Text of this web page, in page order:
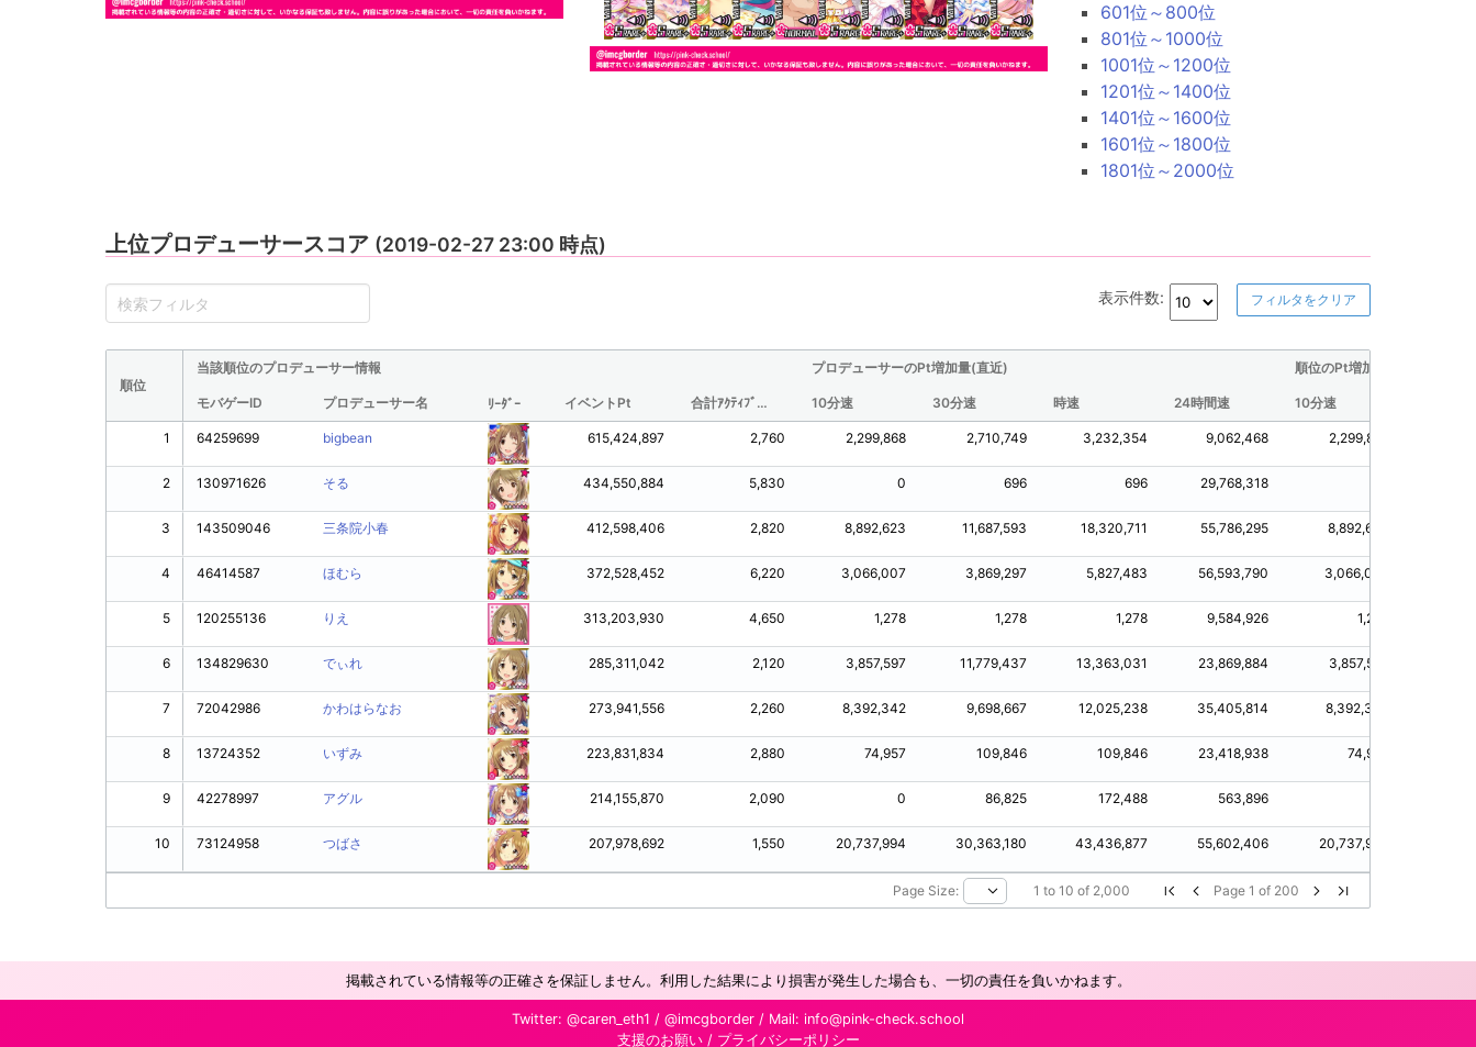
601位～800位
801位～1000位
1001位～1200位
1201位～1400位
1401位～1600位
1601位～1800位
1801位～2000位
上位プロデューサースコア (2019-02-27 23:00 時点)
表示件数: フィルタをクリア
順位
当該順位のプロデューサー情報 プロデューサーのPt増加量(直近) 順位のPt増加量(直近)
モバゲーID プロデューサー名 ﾘｰﾀﾞｰ イベントPt 合計ｱｸﾃｨﾌﾞ時間(分/観測されたものからの推定値) 10分速 30分速 時速 24時間速 10分速
1
2
3
4
5
6
7
8
9
10
64259699 bigbean 615,424,897 2,760 2,299,868 2,710,749 3,232,354 9,062,468 2,299,868
130971626 そる 434,550,884 5,830 0 696 696 29,768,318
143509046 三条院小春 412,598,406 2,820 8,892,623 11,687,593 18,320,711 55,786,295 8,892,623
46414587 ほむら 372,528,452 6,220 3,066,007 3,869,297 5,827,483 56,593,790 3,066,007
120255136 りえ 313,203,930 4,650 1,278 1,278 1,278 9,584,926 1,278
134829630 でぃれ 285,311,042 2,120 3,857,597 11,779,437 13,363,031 23,869,884 3,857,597
72042986 かわはらなお 273,941,556 2,260 8,392,342 9,698,667 12,025,238 35,405,814 8,392,342
13724352 いずみ 223,831,834 2,880 74,957 109,846 109,846 23,418,938 74,957
42278997 アグル 214,155,870 2,090 0 86,825 172,488 563,896
73124958 つばさ 207,978,692 1,550 20,737,994 30,363,180 43,436,877 55,602,406 20,737,994
Page Size: 1 to 10 of 2,000 Page 1 of 200
掲載されている情報等の正確さを保証しません。利用した結果により損害が発生した場合も、一切の責任を負いかねます。
Twitter: @caren_eth1 / @imcgborder / Mail: info@pink-check.school
支援のお願い/ プライバシーポリシー